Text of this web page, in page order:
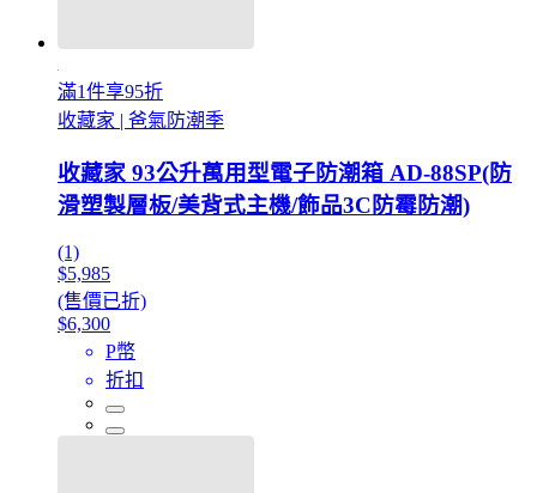
滿1件享95折
收藏家 | 爸氣防潮季
收藏家 93公升萬用型電子防潮箱 AD-88SP(防
滑塑製層板/美背式主機/飾品3C防霉防潮)
(1)
$5,985
(售價已折)
$6,300
P幣
折扣